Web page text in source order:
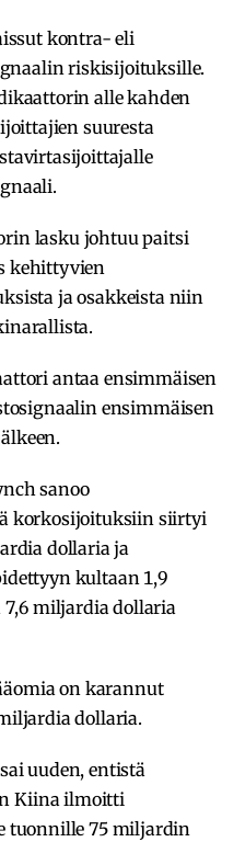
kontra- eli
riskisijoituksille.
alle kahden
suuresta
lasku johtuu paitsi
kehittyvien
ja osakkeista niin
antaa ensimmäisen
ensimmäisen
sanoo
korkosijoituksiin siirtyi
dollaria ja
kultaan 1,9
miljardia dollaria
on karannut
dollaria.
uuden, entistä
Kiina ilmoitti
tuonnille 75 miljardin